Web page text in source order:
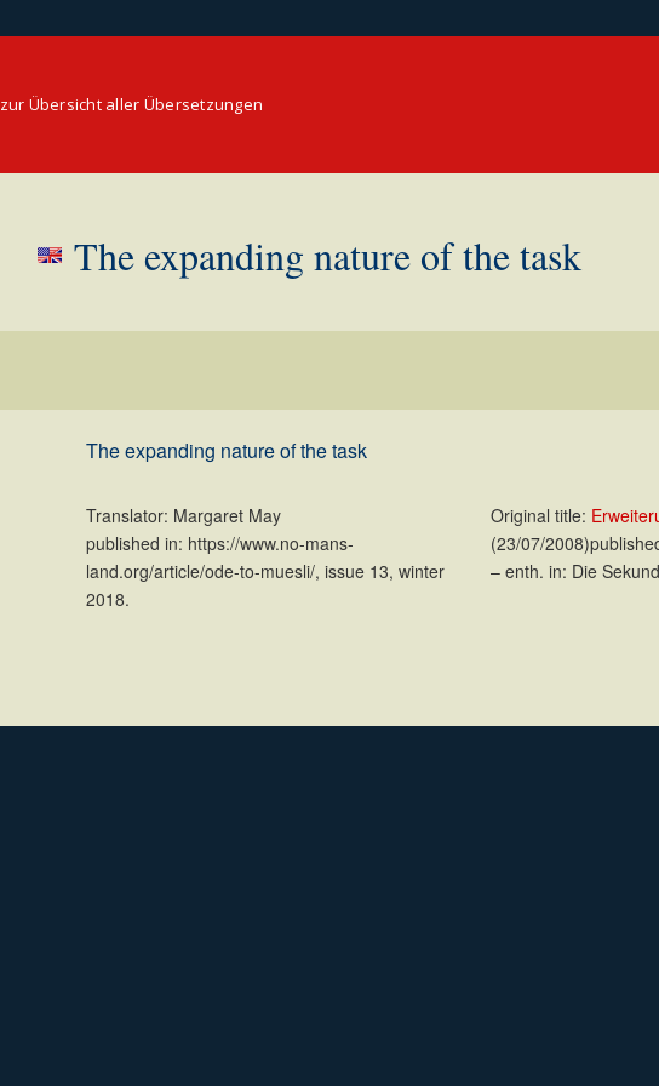
zur Übersicht aller Übersetzungen
The expanding nature of the task
The expanding nature of the task
Translator: Margaret May
published in: https://www.no-mans-
land.org/article/ode-to-muesli/, issue 13, winter
2018.
Original title:
(23/07/
– enth. in: Die